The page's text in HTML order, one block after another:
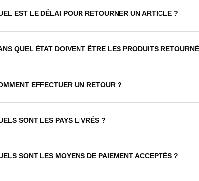
EST LE DÉLAI POUR RETOURNER UN ARTICLE ?
QUEL ÉTAT DOIVENT ÊTRE LES PRODUITS
EFFECTUER UN RETOUR ?
SONT LES PAYS LIVRÉS ?
SONT LES MOYENS DE PAIEMENT ACCEPTÉS ?